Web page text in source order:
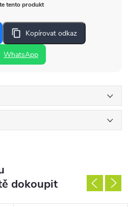
tento produkt
Kopírovat odkaz
WhatsApp
dokoupit